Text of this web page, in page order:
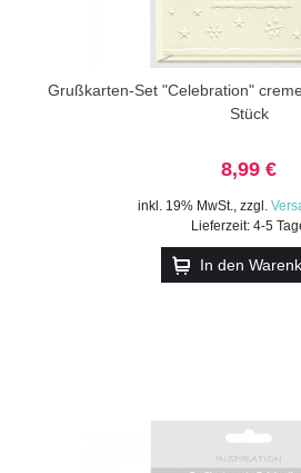
Grußkarten-Set "Celebration"
Stück
8,99 €
inkl. 19% MwSt., zzgl.
Lieferzeit: 4-5
In den